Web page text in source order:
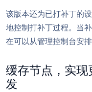
该版本还为已打补丁的
地控制打补丁过程。当
在可以从管理控制台安
缓存节点，实
发